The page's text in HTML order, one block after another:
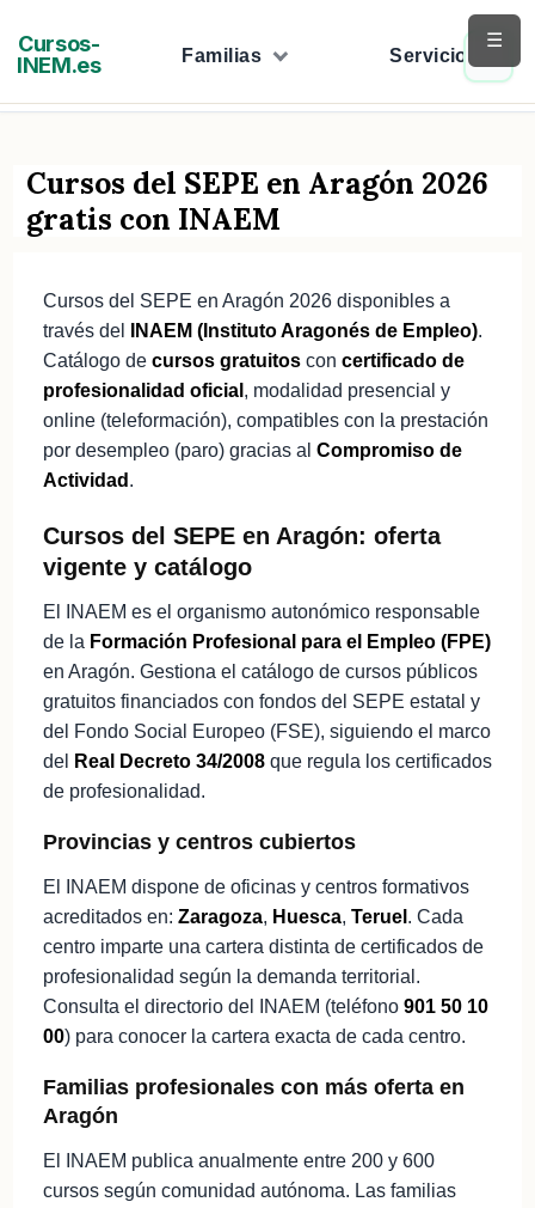
contenido
Cursos-
INEM.es
Familias Servicios
Cursos del SEPE en Aragón 2026
gratis con INAEM
Cursos del SEPE en Aragón 2026 disponibles a
través del
INAEM (Instituto Aragonés de Empleo).
Catálogo de cursos gratuitoscon certificado de
profesionalidad oficial , modalidad presencial y
online (teleformación), compatibles con la prestación
por desempleo (paro) gracias al Compromiso de
Actividad .
Cursos del SEPE en Aragón: oferta
vigente y catálogo
El INAEM es el organismo autonómico responsable
de la Formación Profesional para el Empleo (FPE)
en Aragón. Gestiona el catálogo de cursos públicos
gratuitos financiados con fondos del SEPE estatal y
del Fondo Social Europeo (FSE), siguiendo el marco
del
Real Decreto 34/2008que regula los certificados
de profesionalidad.
Provincias y centros cubiertos
El INAEM dispone de oficinas y centros formativos
acreditados en: Zaragoza, Huesca, Teruel . Cada
centro imparte una cartera distinta de certificados de
profesionalidad según la demanda territorial.
Consulta el directorio del INAEM (teléfono 901 50 10
00) para conocer la cartera exacta de cada centro.
Familias profesionales con más oferta en
Aragón
El INAEM publica anualmente entre 200 y 600
cursos según comunidad autónoma. Las familias
☰